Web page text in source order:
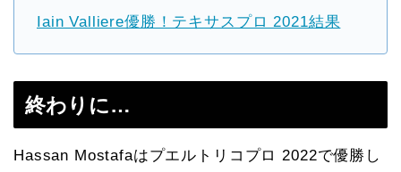
Iain Valliere優勝！テキサスプロ 2021結果
終わりに…
Hassan Mostafaはプエルトリコプロ 2022で優勝し